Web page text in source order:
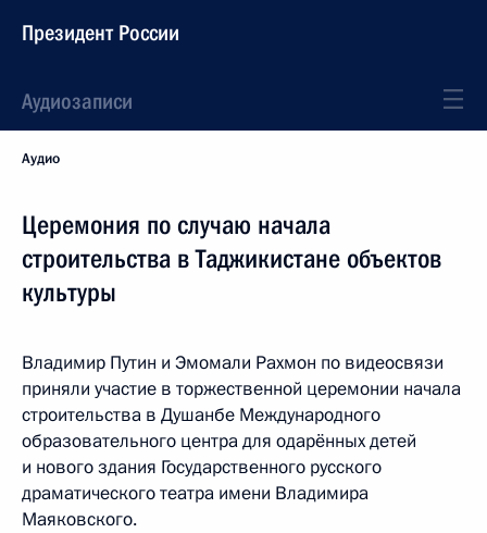
Президент России
Аудиозаписи
Аудио
Церемония по случаю начала
строительства в Таджикистане объектов
культуры
Владимир Путин и Эмомали Рахмон по видеосвязи
приняли участие в торжественной церемонии начала
строительства в Душанбе Международного
образовательного центра для одарённых детей
и нового здания Государственного русского
драматического театра имени Владимира
Маяковского.